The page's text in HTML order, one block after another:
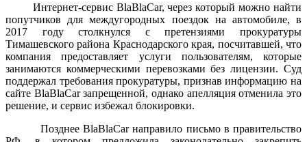
Интернет-сервис BlaBlaCar, через который можно найти
попутчиков для междугородных поездок на автомобиле, в
2017 году столкнулся с претензиями прокуратуры
Тимашевского района Краснодарского края, посчитавшей, что
компания предоставляет услуги пользователям, которые
занимаются коммерческими перевозками без лицензии. Суд
поддержал требования прокуратуры, признав информацию на
сайте BlaBlaCar запрещенной, однако апелляция отменила это
решение, и сервис избежал блокировки.
Позднее BlaBlaCar направило письмо в правительство